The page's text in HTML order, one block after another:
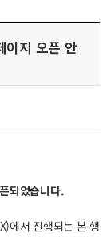
이지 오픈 안
되었습니다.
에서 진행되는 본 행